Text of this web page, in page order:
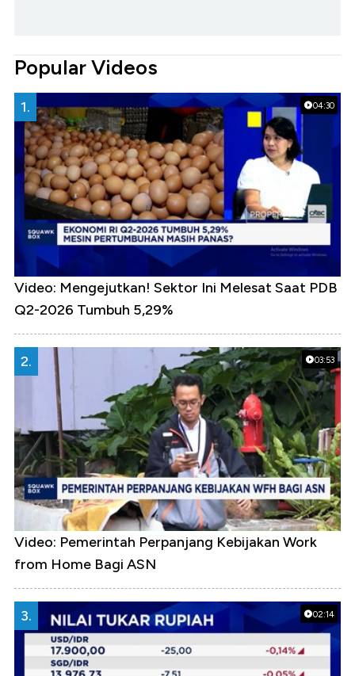
Popular Videos
04:30
1.
Video: Mengejutkan! Sektor Ini Melesat Saat PDB
Q2-2026 Tumbuh 5,29%
03:53
2.
Video: Pemerintah Perpanjang Kebijakan Work
from Home Bagi ASN
02:14
3.